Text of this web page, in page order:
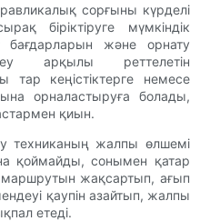
сорғыны күрделі
біріктіруге мүмкіндік
бағдарларын және орнату
арқылы реттелетін
тар кеңістіктерге немесе
орналастыруға болады,
қиын.
техниканың жалпы өлшемі
қоймайды, сонымен қатар
маршрутын жақсартып, ағып
қаупін азайтып, жалпы
етеді.